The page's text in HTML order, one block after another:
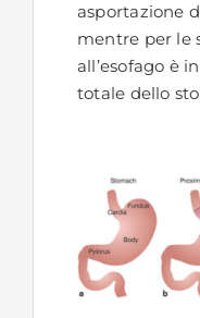
asportazione
mentre per le
all’esofago è
totale dello